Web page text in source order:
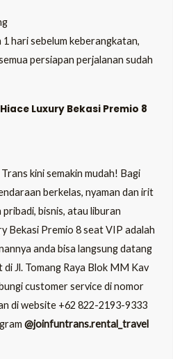
1 hari sebelum keberangkatan,
persiapan perjalanan sudah
Hiace Luxury Bekasi Premio 8
kini semakin mudah! Bagi
berkelas, nyaman dan irit
bisnis, atau liburan
Bekasi Premio 8 seat VIP adalah
anda bisa langsung datang
Jl. Tomang Raya Blok MM Kav
customer service di nomor
di website +62 822-2193-9333
@joinfuntrans.rental_travel